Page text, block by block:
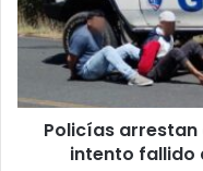
sospechosos
de
fallido
secuestro
Policías arrestan
intento fallido